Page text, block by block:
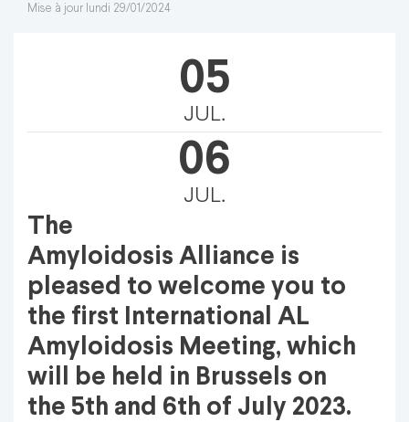
Mise à jour lundi 29/01/2024
05
JUL.
06
JUL.
The
Amyloidosis Alliance is
pleased to welcome you to
the first International AL
Amyloidosis Meeting, which
will be held in Brussels on
the 5th and 6th of July 2023.